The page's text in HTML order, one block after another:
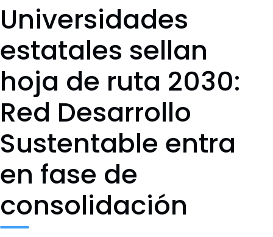
Universidades
estatales sellan
hoja de ruta 2030:
Red Desarrollo
Sustentable entra
en fase de
consolidación